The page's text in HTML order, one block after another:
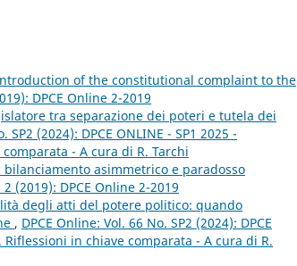
of the constitutional complaint to the
DPCE Online 2-2019
tra separazione dei poteri e tutela dei
SP2 (2024): DPCE ONLINE - SP1 2025 -
- A cura di R. Tarchi
asimmetrico e paradosso
(2019): DPCE Online 2-2019
degli atti del potere politico: quando
, DPCE Online: Vol. 66 No. SP2 (2024): DPCE
in chiave comparata - A cura di R.